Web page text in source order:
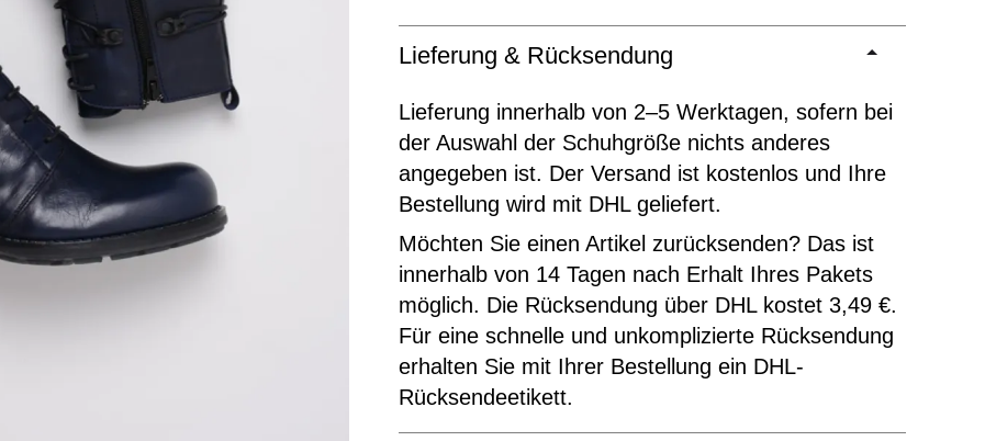
Lieferung & Rücksendung
Lieferung innerhalb von 2–5 Werktagen, sofern bei
der Auswahl der Schuhgröße nichts anderes
angegeben ist. Der Versand ist kostenlos und Ihre
Bestellung wird mit DHL geliefert.
Möchten Sie einen Artikel zurücksenden? Das ist
innerhalb von 14 Tagen nach Erhalt Ihres Pakets
möglich. Die Rücksendung über DHL kostet 3,49 €.
Für eine schnelle und unkomplizierte Rücksendung
erhalten Sie mit Ihrer Bestellung ein DHL-
Rücksendeetikett.